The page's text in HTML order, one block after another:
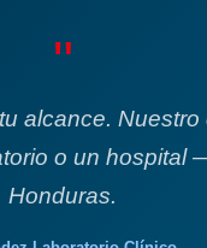
"
alcance.
o un hospital
Honduras.